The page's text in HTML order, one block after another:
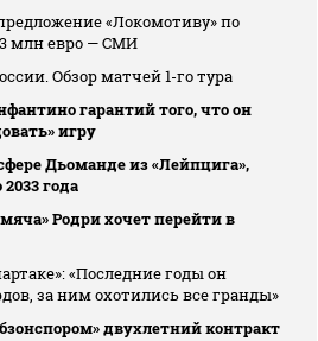
«Локомотиву» по
млн евро — СМИ
Обзор матчей 1-го тура
гарантий того, что он
игру
Дьоманде из «Лейпцига»,
года
Родри хочет перейти в
«Последние годы он
за ним охотились все гранды»
двухлетний контракт